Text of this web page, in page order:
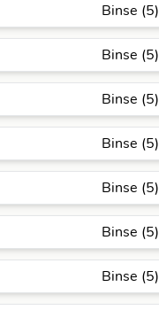
Binse (5)
Binse (5)
Binse (5)
Binse (5)
Binse (5)
Binse (5)
Binse (5)